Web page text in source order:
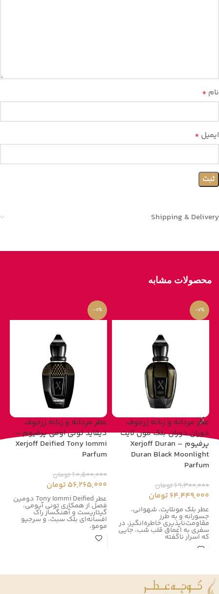
نام *
ایمیل *
Shipping & Delivery
محصولات مشابه
-7%
عطر مردانه و زنانه زرجوف
دوران دوران بلک مون لایت
پرفیوم – Xerjoff Duran
Duran Black Moonlight
Parfum
69,300,000تومان
64,449,000 تومان
عطر بلک مونلایت، شهوانی،
جسورانه و به طرز
مقاومت‌ناپذیری خاطره‌انگیز، در
سفری به اعماق قلب شب، جایی
که اسرار ناگفته
-7%
عطر مردانه و زنانه زرجوف
دیفاید تونی اومی پرفیوم –
Xerjoff Deified Tony Iommi
Parfum
60,500,000تومان
56,265,000 تومان
عطر Tony Iommi Deified دومین
فصل از همکاری تونی آیومی،
گیتاریست و آهنگساز راک
افسانه‌ای بلک سبث، و سرجیو
مومو،